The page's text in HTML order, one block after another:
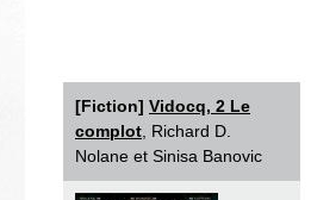
[Fiction] Vidocq, 2 Le
complot , Richard D.
Nolane et Sinisa Banovic